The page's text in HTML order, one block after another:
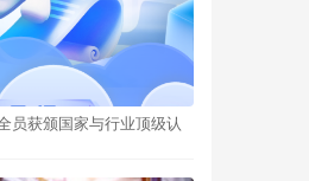
员获颁国家与行业顶级认